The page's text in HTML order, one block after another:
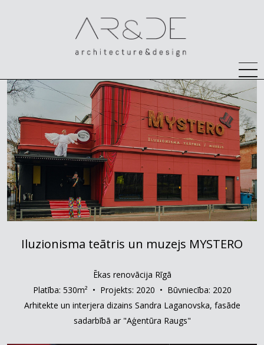
Iluzionisma teātris un muzejs MYSTERO
Ēkas renovācija Rīgā
Platība: 530m² • Projekts: 2020 • Būvniecība: 2020
Arhitekte un interjera dizains Sandra Laganovska, fasāde
sadarbībā ar "Aģentūra Raugs"